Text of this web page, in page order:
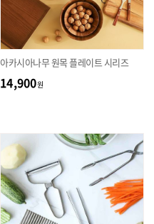
아카시아나무 원목 플레이트 시리즈
14,900원